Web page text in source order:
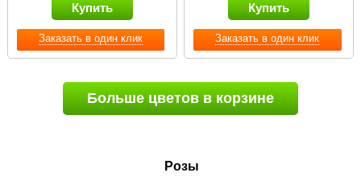
Заказать в один клик
Купить
Заказать в один клик
Купить
Больше цветов в корзине
Розы